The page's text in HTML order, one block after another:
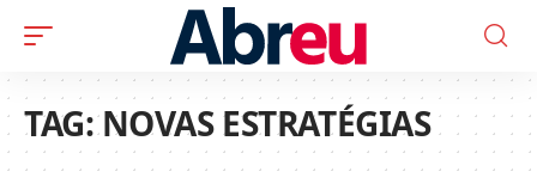
TAG:NOVAS ESTRATÉGIAS